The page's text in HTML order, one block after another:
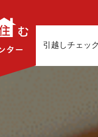
引越しチェッ